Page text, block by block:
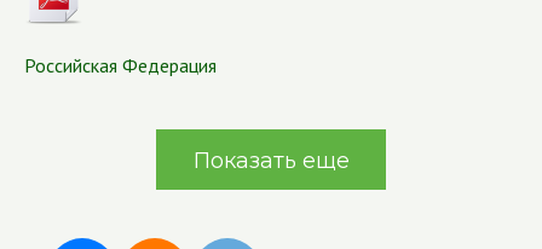
Российская Федерация
Показать еще